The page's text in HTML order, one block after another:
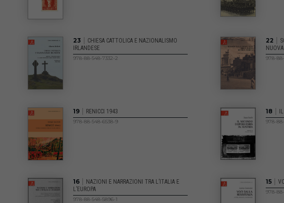
23 | CHIESA CATTOLICA E NAZIONALISMO
IRLANDESE
978-88-548-7332-2
22 |
978-
19 | RENICCI 1943
978-88-548-6538-9
18 |
978-
16 | NAZIONI E NARRAZIONI TRA L’ITALIA E
L’EUROPA
978-88-548-5896-1
15 |
978-